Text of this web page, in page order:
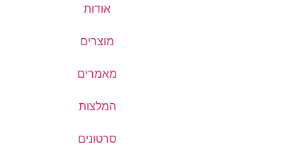
אודות
מוצרים
מאמרים
המלצות
סרטונים